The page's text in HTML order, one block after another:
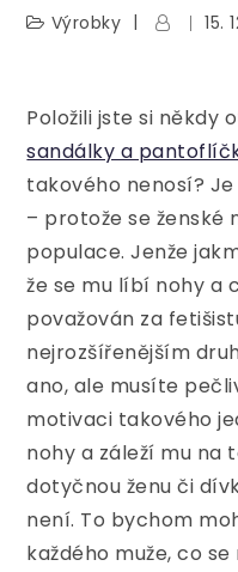
Výrobky 15.
Položili jste si někdy
sandálky a
takového nenosí?
– protože se ženské
populace. Jenže
že se mu líbí nohy a
považován za
nejrozšířenějším
ano, ale musíte
motivaci takového
nohy a záleží mu na
dotyčnou ženu či
není. To bychom
každého muže, co